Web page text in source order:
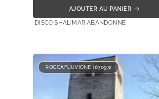
AJOUTER AU PANIER
DISCO SHALIMAR ABANDONNÉ
ROCCAFLUVIONE (63093)